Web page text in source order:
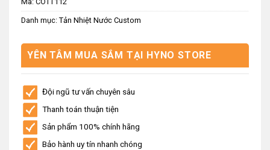
Danh mục: Tản Nhiệt Nước Custom
YÊN TÂM MUA SẮM TẠI HYNO STORE
Đội ngũ tư vấn chuyên sâu
Thanh toán thuận tiện
Sản phẩm 100% chính hãng
Bảo hành uy tín nhanh chóng